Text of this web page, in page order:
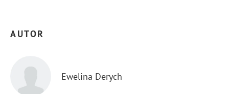
AUTOR
Ewelina Derych